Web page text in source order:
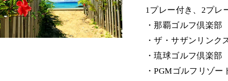
1プレー付き、2プレ
・那覇ゴルフ倶楽部
・ザ・サザンリンク
・琉球ゴルフ倶楽部
・PGMゴルフリゾー